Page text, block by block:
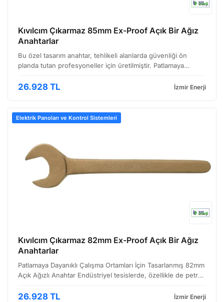
Kıvılcım Çıkarmaz 85mm Ex-Proof Açık Bir Ağız
Anahtarlar
Bu özel tasarım anahtar, tehlikeli alanlarda güvenliği ön
planda tutan profesyoneller için üretilmiştir. Patlamaya
bulunan ortamlarda kıvılcım oluşumunu engell…
26.928 TL İzmir Enerji
Elektrik Panoları ve Kontrol Sistemleri
Kıvılcım Çıkarmaz 82mm Ex-Proof Açık Bir Ağız
Anahtarlar
Patlamaya Dayanıklı Çalışma Ortamları İçin Tasarlanmış 82mm
Açık Ağızlı Anahtar Endüstriyel tesislerde, özellikle de petrol
bulunduğu ortamlarda güvenliğin önemi …
26.928 TL İzmir Enerji